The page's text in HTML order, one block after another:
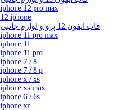
iphone 12 pro max
12 iphone
قاب آیفون 12 پرو و لوازم جانبی
iphone 11 pro max
iphone 11
iphone 11 pro
iphone 7 / 8
iphone 7 / 8 p
iphone x / xs
iphone xs max
iphone 6 / 6s
iphone xr